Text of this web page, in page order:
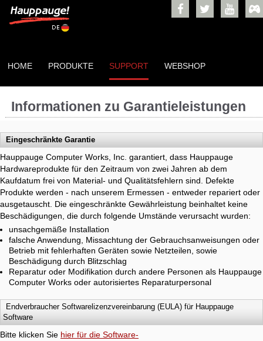
HOME PRODUKTE SUPPORT WEBSHOP
Informationen zu Garantieleistungen
Eingeschränkte Garantie
Hauppauge Computer Works, Inc. garantiert, dass Hauppauge
Hardwareprodukte für den Zeitraum von zwei Jahren ab dem
Kaufdatum frei von Material- und Qualitätsfehlern sind. Defekte
Produkte werden - nach unserem Ermessen - entweder repariert oder
ausgetauscht. Die eingeschränkte Gewährleistung beinhaltet keine
Beschädigungen, die durch folgende Umstände verursacht wurden:
unsachgemäße Installation
falsche Anwendung, Missachtung der Gebrauchsanweisungen oder
Betrieb mit fehlerhaften Geräten sowie Netzteilen, sowie
Beschädigung durch Blitzschlag
Reparatur oder Modifikation durch andere Personen als Hauppauge
Computer Works oder autorisiertes Reparaturpersonal
Endverbraucher Softwarelizenzvereinbarung (EULA) für Hauppauge
Software
Bitte klicken Sie hier für die Software-